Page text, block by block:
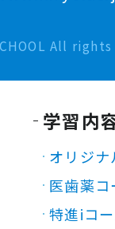
All
学習内
オリジ
医歯薬コ
特進iコ